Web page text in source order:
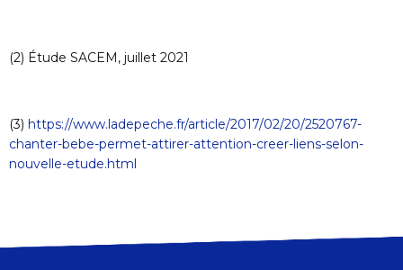
(2) Étude SACEM, juillet 2021
(3) https://www.ladepeche.fr/article/2017/02/20/2520767-
chanter-bebe-permet-attirer-attention-creer-liens-selon-
nouvelle-etude.html